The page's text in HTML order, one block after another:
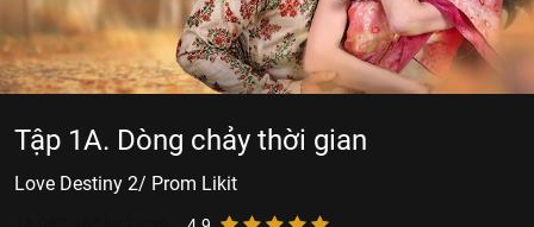
Tập 1A. Dòng chảy thời gian
Love Destiny 2/ Prom Likit